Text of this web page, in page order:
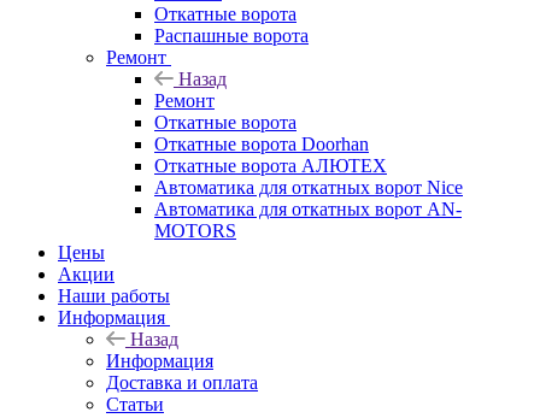
Откатные ворота
Распашные ворота
Ремонт
Назад
Ремонт
Откатные ворота
Откатные ворота Doorhan
Откатные ворота АЛЮТЕХ
Автоматика для откатных ворот Nice
Автоматика для откатных ворот AN-
MOTORS
Цены
Акции
Наши работы
Информация
Назад
Информация
Доставка и оплата
Статьи